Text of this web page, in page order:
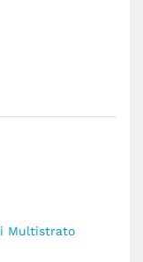
Multistrato